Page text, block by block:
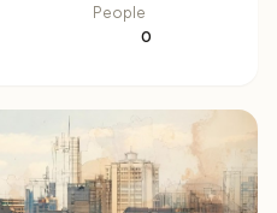
People
0